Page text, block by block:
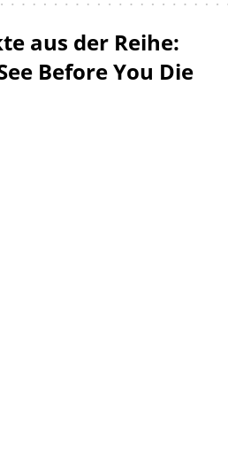
aus der Reihe:
Before You Die